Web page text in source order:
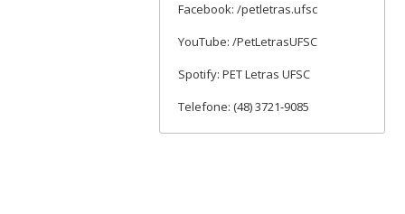
Facebook: /petletras.ufsc
YouTube: /PetLetrasUFSC
Spotify: PET Letras UFSC
Telefone: (48) 3721-9085